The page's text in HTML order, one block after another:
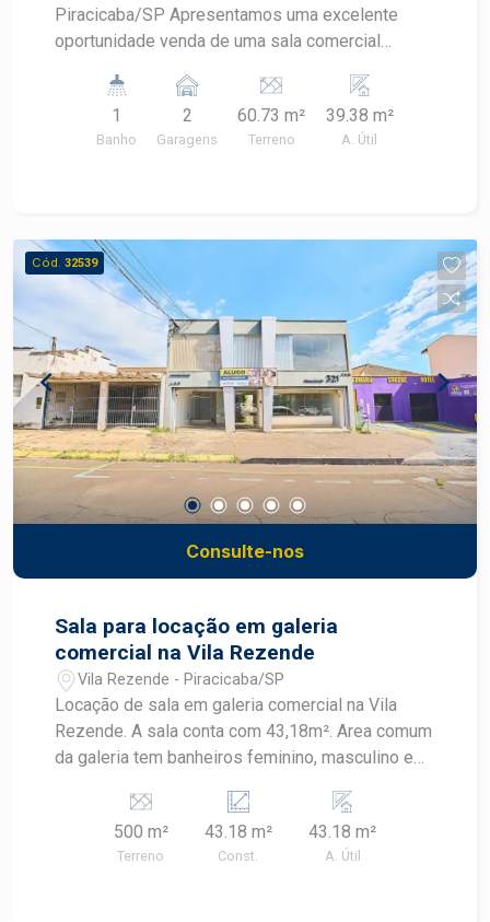
Piracicaba/SP Apresentamos uma excelente
oportunidade venda de uma sala comercial
Com uma área útil de 39,38m², com duas vagas
de garagem; este espaço é ideal para pequenas
empresas, consultórios, ou escritórios que
pessoas e fácil acesso a transportes públicos. -
Ambiente propício para negócios, com
infraestrutura nas proximidades, como bancos,
restaurantes e lojas. - Ótima visibilidade e
potencial para atrair clientes.
1
Banho
2
Garagens
60.73 m²
Terreno
39.38 m²
A. Útil
Cód. 32539
Consulte-nos
Sala para locação em galeria
comercial na Vila Rezende
Vila Rezende - Piracicaba/SP
Locação de sala em galeria comercial na Vila
Rezende. A sala conta com 43,18m². Area comum
da galeria tem banheiros feminino, masculino e
500 m²
Terreno
43.18 m²
Const.
43.18 m²
A. Útil